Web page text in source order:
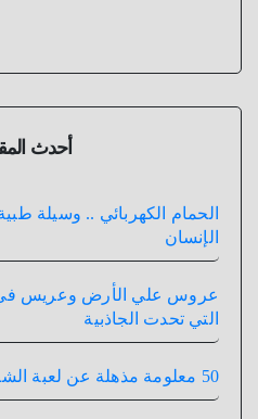
أحدث
الحمام الكهربائي .. وسيلة
الإنسان
عروس علي الأرض وعريس
التي تحدت الجاذبية
50 معلومة مذهلة عن لعبة الشطرنج